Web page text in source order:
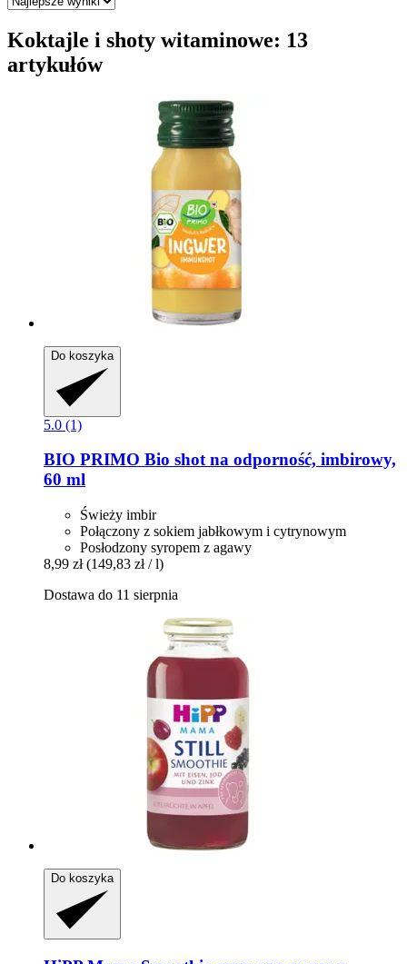
Koktajle i shoty witaminowe: 13
artykułów
Do koszyka
5.0 (1)
BIO PRIMO Bio shot na odporność, imbirowy,
60 ml
Świeży imbir
Połączony z sokiem jabłkowym i cytrynowym
Posłodzony syropem z agawy
8,99 zł (149,83 zł / l)
Dostawa do 11 sierpnia
Do koszyka